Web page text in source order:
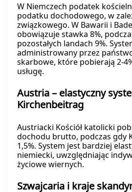
W Niemczech podatek
podatku dochodowego, w
związkowego. W Bawarii i
obowiązuje stawka 8%,
pozostałych landach 9%.
administrowany przez
skarbowe, które pobierają 2-
usługę.
Austria – elastyczny
Kirchenbeitrag
Austriacki Kościół katolicki
dochodu brutto, podczas gdy
1,5%. System jest bardziej
niemiecki, uwzględniając
życiowe wiernych.
Szwajcaria i kraje